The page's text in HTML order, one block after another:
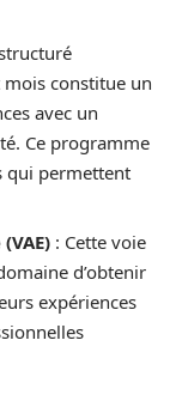
constitue un
avec un
Ce programme
qui permettent
: Cette voie
d’obtenir
expériences